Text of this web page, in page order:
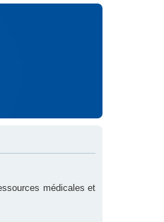
médicales et